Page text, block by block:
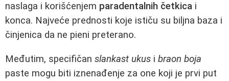
naslaga i korišćenjem paradentalnih četkica i
konca. Najveće prednosti koje ističu su biljna baza i
činjenica da ne pieni preterano.
Međutim, specifičan slankast ukus i braon boja
paste mogu biti iznenađenje za one koji je prvi put